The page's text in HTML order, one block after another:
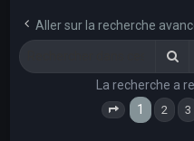
Aller sur la recherche
La recherche a
Page 1 sur
1 2 3